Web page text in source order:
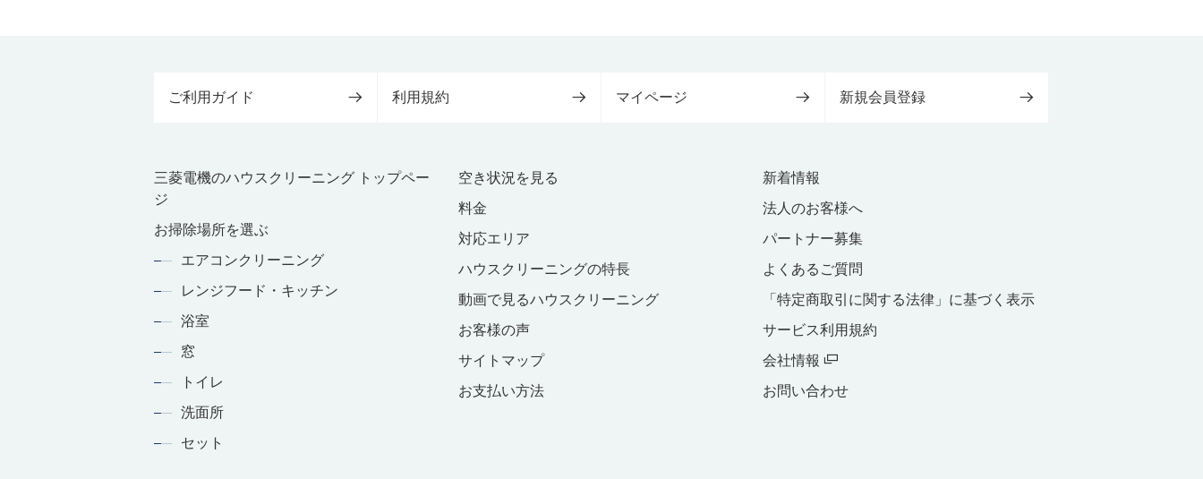
ご利用ガイド 利用規約 マイページ 新規会員登録
三菱電機のハウスクリーニング トップペー
ジ
お掃除場所を選ぶ
エアコンクリーニング
レンジフード・キッチン
浴室
窓
トイレ
洗面所
セット
空き状況を見る
料金
対応エリア
ハウスクリーニングの特長
動画で見るハウスクリーニング
お客様の声
サイトマップ
お支払い方法
新着情報
法人のお客様へ
パートナー募集
よくあるご質問
「特定商取引に関する法律」に基づく表示
サービス利用規約
会社情報
お問い合わせ